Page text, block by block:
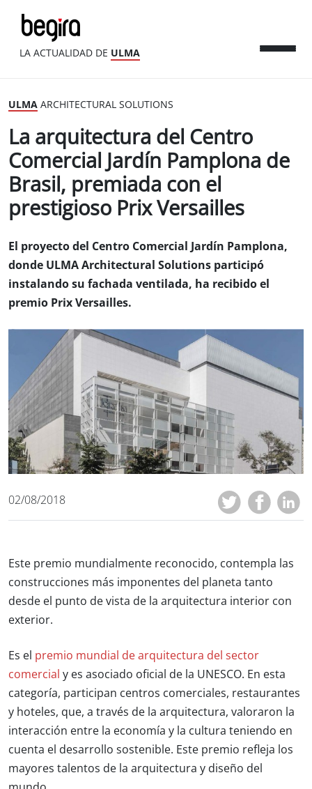
LA ACTUALIDAD DE ULMA
ULMA ARCHITECTURAL SOLUTIONS
La arquitectura del Centro
Comercial Jardín Pamplona de
Brasil, premiada con el
prestigioso Prix Versailles
El proyecto del Centro Comercial Jardín Pamplona,
donde ULMA Architectural Solutions participó
instalando su fachada ventilada, ha recibido el
premio Prix Versailles.
02/08/2018
Este premio mundialmente reconocido, contempla las
construcciones más imponentes del planeta tanto
desde el punto de vista de la arquitectura interior con
exterior.
Es el premio mundial de arquitectura del sector
comercial y es asociado oficial de la UNESCO. En esta
categoría, participan centros comerciales, restaurantes
y hoteles, que, a través de la arquitectura, valoraron la
interacción entre la economía y la cultura teniendo en
cuenta el desarrollo sostenible. Este premio refleja los
mayores talentos de la arquitectura y diseño del